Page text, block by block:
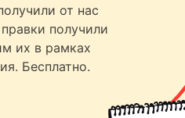
от нас
получили
их в рамках
Бесплатно.